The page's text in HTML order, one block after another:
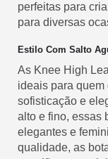
perfeitas para
para diversas
Estilo Com Salto
As Knee High
ideais para
sofisticação e
alto e fino, essas
elegantes e
qualidade, as